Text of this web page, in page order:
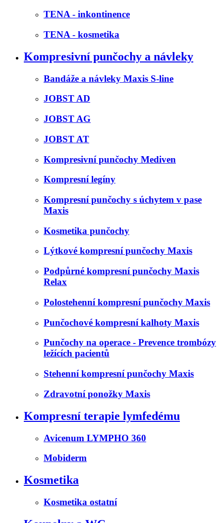
TENA - inkontinence
TENA - kosmetika
Kompresivní punčochy a návleky
Bandáže a návleky Maxis S-line
JOBST AD
JOBST AG
JOBST AT
Kompresivní punčochy Mediven
Kompresní legíny
Kompresní punčochy s úchytem v pase
Maxis
Kosmetika punčochy
Lýtkové kompresní punčochy Maxis
Podpůrné kompresní punčochy Maxis
Relax
Polostehenní kompresní punčochy Maxis
Punčochové kompresní kalhoty Maxis
Punčochy na operace - Prevence trombózy
ležících pacientů
Stehenní kompresní punčochy Maxis
Zdravotní ponožky Maxis
Kompresní terapie lymfedému
Avicenum LYMPHO 360
Mobiderm
Kosmetika
Kosmetika ostatní